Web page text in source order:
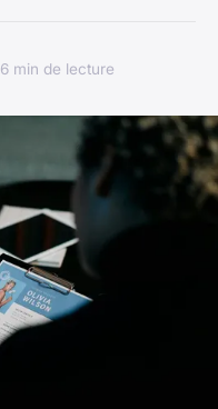
6 min de lecture